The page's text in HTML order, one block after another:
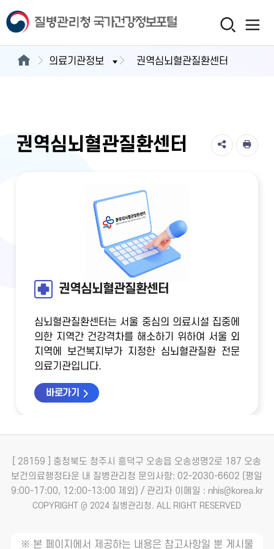
의료기관정보 권역심뇌혈관질환센터
권역심뇌혈관질환센터
권역심뇌혈관질환센터
심뇌혈관질환센터는 서울 중심의 의료시설 집중에
의한 지역간 건강격차를 해소하기 위하여 서울 외
지역에 보건복지부가 지정한 심뇌혈관질환 전문
의료기관입니다.
바로가기
[ 28159 ] 충청북도 청주시 흥덕구 오송읍 오송생명2로 187 오송
보건의료행정타운 내 질병관리청 문의사항: 02-2030-6602 (평일
9:00-17:00, 12:00-13:00 제외) / 관리자 이메일 : nhis@korea.kr
COPYRIGHT @ 2024 질병관리청. ALL RIGHT RESERVED
※ 본 페이지에서 제공하는 내용은 참고사항일 뿐 게시물